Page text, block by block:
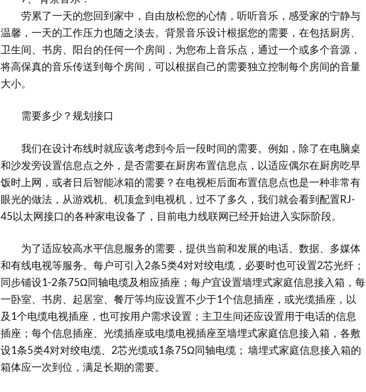
劳累了一天的您回到家中，自由放松您的心情，听听音乐，感受家的宁静与
温馨，一天的工作压力也随之淡去。背景音乐设计根据您的需要，在包括厨房、
卫生间、书房、阳台的任何一个房间，为您布上音乐点，通过一个或多个音源，
将高保真的音乐传送到每个房间，可以根据自己的需要独立控制每个房间的音量
大小。
需要多少？规划接口
我们在设计布线时就应该考虑到今后一段时间的需要。例如，除了在电脑桌
和沙发旁设置信息点之外，是否需要在厨房布置信息点，以适应偶尔在厨房吃早
饭时上网，或者日后智能冰箱的需要？在电视柜后面布置信息点也是一种非常有
眼光的做法，从游戏机、机顶盒到电视机，过不了多久，我们就会看到配置RJ-
45以太网接口的各种家电设备了，目前电力线联网已经开始进入实际阶段。
为了适应较高水平信息服务的需要，提供当前和发展的电话、数据、多媒体
和有线电视等服务。每户可引入2条5类4对对绞电缆，必要时也可设置2芯光纤；
同步铺设1-2条75Ω同轴电缆及相应插座；每户宜设置墙埋式家庭信息接入箱，每
一卧室、书房、起居室、餐厅等均应设置不少于1个信息插座，或光缆插座，以
及1个电缆电视插座，也可按用户需求设置；主卫生间还应设置用于电话的信息
插座；每个信息插座、光缆插座或电缆电视插座至墙埋式家庭信息接入箱，各敷
设1条5类4对对绞电缆、2芯光缆或1条75Ω同轴电缆； 墙埋式家庭信息接入箱的
箱体应一次到位，满足长期的需要。